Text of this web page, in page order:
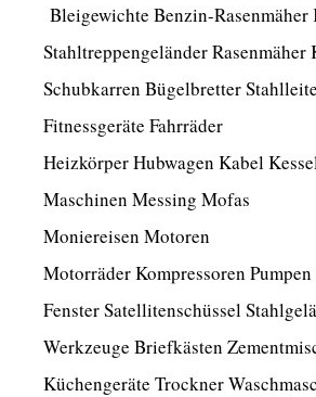
Bleigewichte Benzin-Rasenmäher
Stahltreppengeländer Rasenmäher
Schubkarren Bügelbretter
Fitnessgeräte Fahrräder
Heizkörper Hubwagen Kabel
Maschinen Messing Mofas
Moniereisen Motoren
Motorräder Kompressoren
Fenster Satellitenschüssel
Werkzeuge Briefkästen
Küchengeräte Trockner